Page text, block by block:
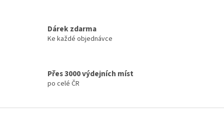
Dárek zdarma
Ke každé objednávce
Přes 3000 výdejních míst
po celé ČR